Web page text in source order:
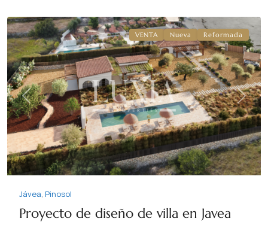
Previous Next
VENTA Nueva Reformada
Jávea Pinosol
Proyecto de diseño de villa en Javea